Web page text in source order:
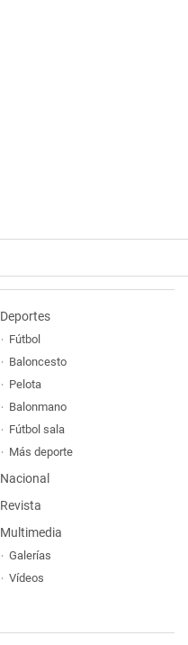
Deportes
Fútbol
Baloncesto
Pelota
Balonmano
Fútbol sala
Más deporte
Nacional
Revista
Multimedia
Galerías
Vídeos